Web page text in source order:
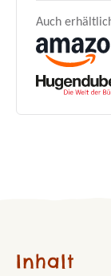
Auch
Inhalt